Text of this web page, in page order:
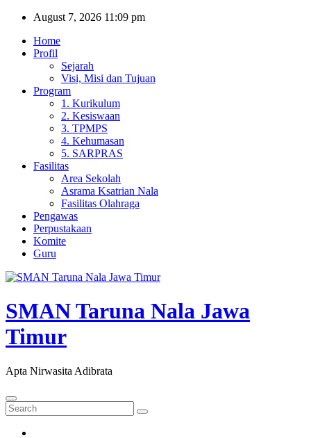
Skip
content
August 7, 2026 11:09 pm
Home
Profil
Sejarah
Visi, Misi dan Tujuan
Program
1. Kurikulum
2. Kesiswaan
3. TPMPS
4. Kehumasan
5. SARPRAS
Fasilitas
Area Sekolah
Asrama Ksatrian Nala
Fasilitas Olahraga
Pengawas
Perpustakaan
Komite
Guru
SMAN Taruna Nala Jawa
Timur
Apta Nirwasita Adibrata